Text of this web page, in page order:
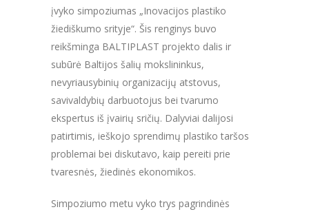
įvyko simpoziumas „Inovacijos plastiko
žiediškumo srityje“. Šis renginys buvo
reikšminga BALTIPLAST projekto dalis ir
subūrė Baltijos šalių mokslininkus,
nevyriausybinių organizacijų atstovus,
savivaldybių darbuotojus bei tvarumo
ekspertus iš įvairių sričių. Dalyviai dalijosi
patirtimis, ieškojo sprendimų plastiko taršos
problemai bei diskutavo, kaip pereiti prie
tvaresnės, žiedinės ekonomikos.
Simpoziumo metu vyko trys pagrindinės